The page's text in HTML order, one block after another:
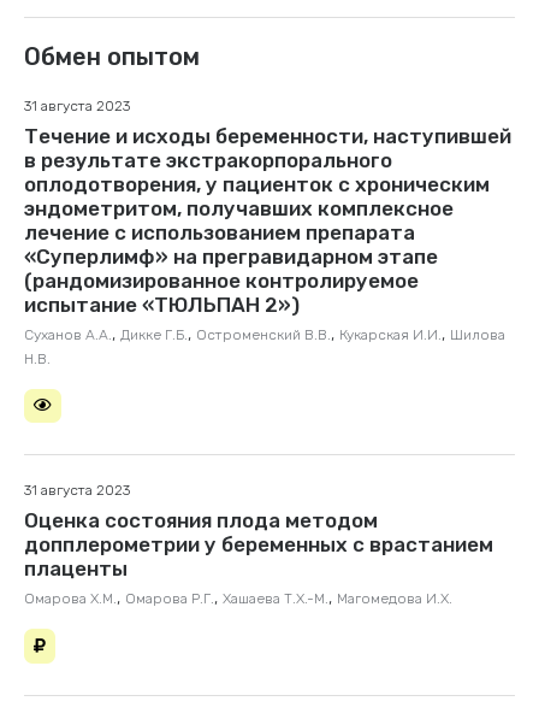
Обмен опытом
31 августа 2023
Течение и исходы беременности, наступившей
в результате экстракорпорального
оплодотворения, у пациенток с хроническим
эндометритом, получавших комплексное
лечение с использованием препарата
«Суперлимф» на прегравидарном этапе
(рандо­мизированное контролируемое
испытание «ТЮЛЬПАН 2»)
Суханов А.А. , Дикке Г.Б. , Остроменский В.В. , Кукарская И.И. , Шилова
Н.В.
31 августа 2023
Оценка состояния плода методом
допплерометрии у беременных с врастанием
плаценты
Омарова Х.М., Омарова Р.Г., Хашаева Т.Х.-М., Магомедова И.Х.